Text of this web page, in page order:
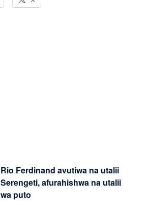
Rio Ferdinand avutiwa na utalii
Serengeti, afurahishwa na utalii
wa puto